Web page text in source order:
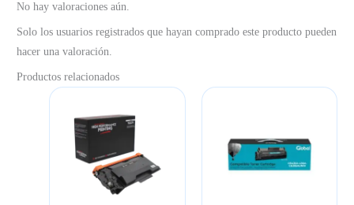
No hay valoraciones aún.
Solo los usuarios registrados que hayan comprado este producto pueden
hacer una valoración.
Productos relacionados